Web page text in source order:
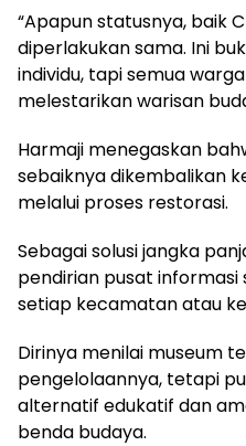
“Apapun statusnya, baik
diperlakukan sama. Ini
individu, tapi semua
melestarikan warisan
Harmaji menegaskan
sebaiknya dikembalikan
melalui proses restorasi.
Sebagai solusi jangka
pendirian pusat informasi
setiap kecamatan atau
Dirinya menilai museum
pengelolaannya, tetapi
alternatif edukatif dan
benda budaya.